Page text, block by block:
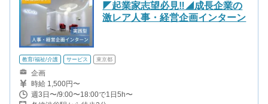
◤起業家志望必見‼️◢成長企業の
激レア人事・経営企画インターン
教育/福祉/介護 サービス 東京都
企画
時給 1,500円〜
週3日〜/9:00〜18:00で1日5h〜